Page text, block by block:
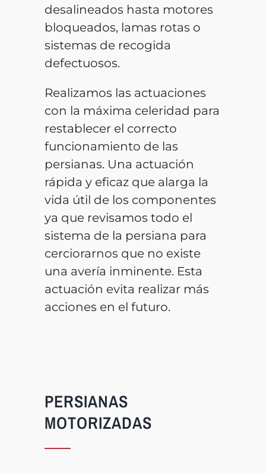
desalineados hasta motores
bloqueados, lamas rotas o
sistemas de recogida
defectuosos.
Realizamos las actuaciones
con la máxima celeridad para
restablecer el correcto
funcionamiento de las
persianas. Una actuación
rápida y eficaz que alarga la
vida útil de los componentes
ya que revisamos todo el
sistema de la persiana para
cerciorarnos que no existe
una avería inminente. Esta
actuación evita realizar más
acciones en el futuro.
PERSIANAS
MOTORIZADAS